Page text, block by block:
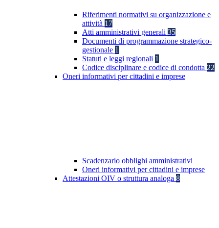
Riferimenti normativi su organizzazione e
attività 17
Atti amministrativi generali 35
Documenti di programmazione strategico-
gestionale 1
Statuti e leggi regionali 1
Codice disciplinare e codice di condotta 22
Oneri informativi per cittadini e imprese
Scadenzario obblighi amministrativi
Oneri informativi per cittadini e imprese
Attestazioni OIV o struttura analoga 8